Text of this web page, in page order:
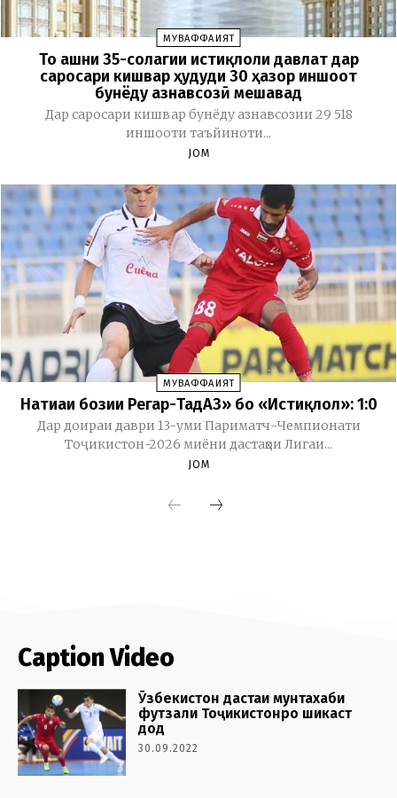
Caption Video
Ӯзбекистон дастаи мунтахаби
футзали Тоҷикистонро шикаст
дод
30.09.2022